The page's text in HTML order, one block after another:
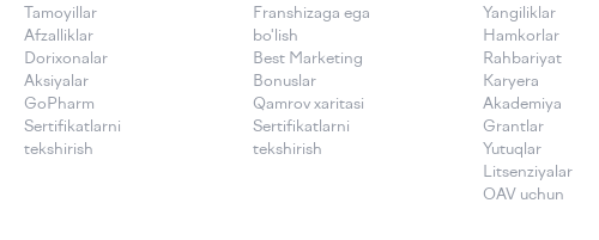
Tamoyillar
Afzalliklar
Dorixonalar
Аksiyalar
GoPharm
Sertifikatlarni
tekshirish
Franshizaga ega
bo'lish
Best Marketing
Bonuslar
Qamrov xaritasi
Sertifikatlarni
tekshirish
Yangiliklar
Hamkorlar
Rahbariyat
Karyera
Akademiya
Grantlar
Yutuqlar
Litsenziyalar
OAV uchun